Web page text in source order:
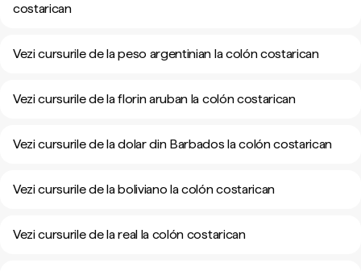
costarican
Vezi cursurile de la peso argentinian la colón costarican
Vezi cursurile de la florin aruban la colón costarican
Vezi cursurile de la dolar din Barbados la colón costarican
Vezi cursurile de la boliviano la colón costarican
Vezi cursurile de la real la colón costarican